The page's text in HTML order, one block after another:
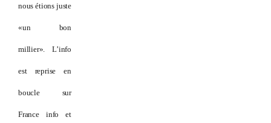
nous étions juste
«un bon
millier». L’info
est reprise en
boucle sur
France info et